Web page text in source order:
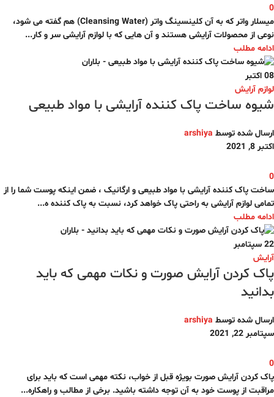
0
میسلار واتر که به آن کلینسینگ واتر (Cleansing Water) هم گفته می شود،
نوعی از محصولات آرایشی هستند و آن هایی که با لوازم آرایشی سر و کار...
ادامه مطلب
08 اکتبر
لوازم آرایش
شیوه ساخت پاک کننده آرایشی با مواد طبیعی
ارسال شده توسط arshiya
اکتبر 8, 2021
0
ساخت پاک کننده آرایشی با مواد طبیعی و ارگانیک ، ضمن اینکه پوست شما را از
تمامی لوازم آرایشی به راحتی پاک خواهد کرد، نسبت به پاک کننده ه...
ادامه مطلب
22 سپتامبر
آرایش
پاک کردن آرایش صورت و نکات مهمی که باید
بدانید
ارسال شده توسط arshiya
سپتامبر 22, 2021
0
پاک کردن آرایش صورت بویژه قبل از خواب، نکته مهمی است که باید برای
مراقبت از پوست خود به آن توجه داشته باشید. برخی از مطالب و راهکاره...